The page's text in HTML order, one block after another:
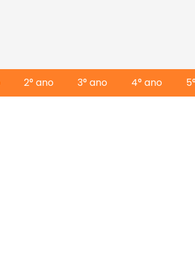
2° ano 3° ano 4° ano